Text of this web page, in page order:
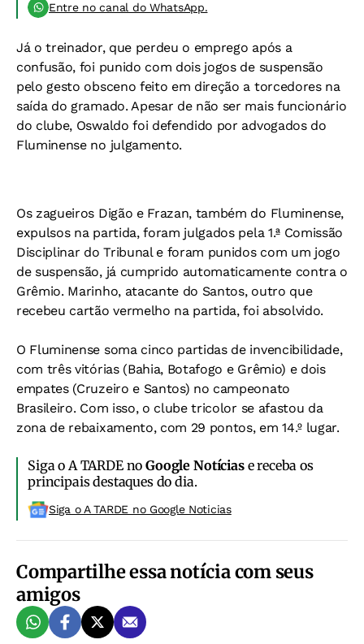
Entre no canal do WhatsApp.
Já o treinador, que perdeu o emprego após a
confusão, foi punido com dois jogos de suspensão
pelo gesto obsceno feito em direção a torcedores na
saída do gramado. Apesar de não ser mais funcionário
do clube, Oswaldo foi defendido por advogados do
Fluminense no julgamento.
Os zagueiros Digão e Frazan, também do Fluminense,
expulsos na partida, foram julgados pela 1.ª Comissão
Disciplinar do Tribunal e foram punidos com um jogo
de suspensão, já cumprido automaticamente contra o
Grêmio. Marinho, atacante do Santos, outro que
recebeu cartão vermelho na partida, foi absolvido.
O Fluminense soma cinco partidas de invencibilidade,
com três vitórias (Bahia, Botafogo e Grêmio) e dois
empates (Cruzeiro e Santos) no campeonato
Brasileiro. Com isso, o clube tricolor se afastou da
zona de rebaixamento, com 29 pontos, em 14.º lugar.
Siga o A TARDE noGoogle Notíciase receba os
principais destaques do dia.
Siga o A TARDE no Google Noticias
Compartilhe essa notícia com seus
amigos